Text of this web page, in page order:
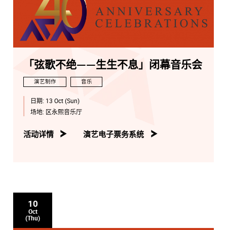
「弦歌不绝——生生不息」闭幕音乐会
演艺制作 音乐
日期: 13 Oct (Sun)
场地: 区永熙音乐厅
活动详情 演艺电子票务系统
10
Oct
(Thu)